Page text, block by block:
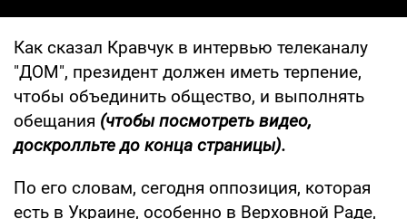
Как сказал Кравчук в интервью телеканалу
"ДОМ", президент должен иметь терпение,
чтобы объединить общество, и выполнять
обещания (чтобы посмотреть видео,
доскролльте до конца страницы).
По его словам, сегодня оппозиция, которая
есть в Украине, особенно в Верховной Раде,